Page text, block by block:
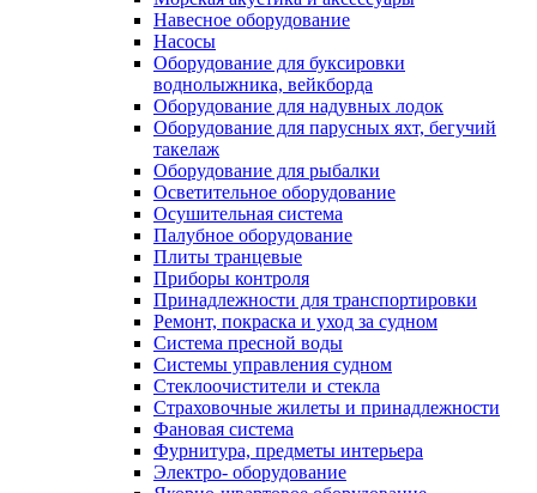
Навесное оборудование
Насосы
Оборудование для буксировки
воднолыжника, вейкборда
Оборудование для надувных лодок
Оборудование для парусных яхт, бегучий
такелаж
Оборудование для рыбалки
Осветительное оборудование
Осушительная система
Палубное оборудование
Плиты транцевые
Приборы контроля
Принадлежности для транспортировки
Ремонт, покраска и уход за судном
Система пресной воды
Системы управления судном
Стеклоочистители и стекла
Страховочные жилеты и принадлежности
Фановая система
Фурнитура, предметы интерьера
Электро- оборудование